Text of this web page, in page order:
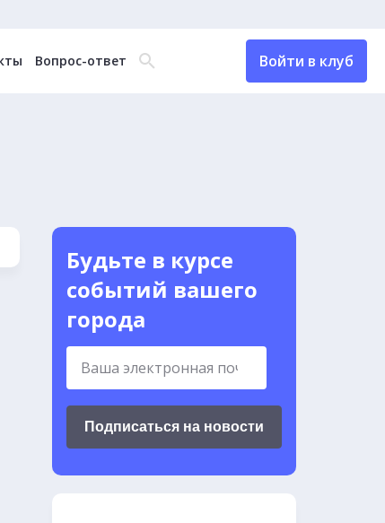
Вопрос-ответ Войти в клуб
Будьте в курсе
событий вашего
города
Подписаться на новости